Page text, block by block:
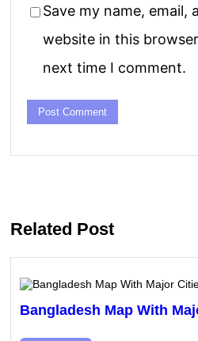
Save my name, email,
website in this
next time I comment.
Related Post
Bangladesh Map With